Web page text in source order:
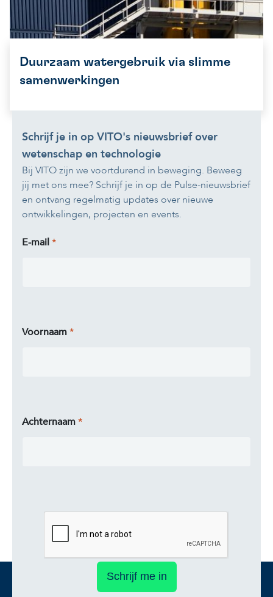
Duurzaam watergebruik via slimme
samenwerkingen
Schrijf je in op VITO's nieuwsbrief over
wetenschap en technologie
Bij VITO zijn we voortdurend in beweging. Beweeg
jij met ons mee? Schrijf je in op de Pulse-nieuwsbrief
en ontvang regelmatig updates over nieuwe
ontwikkelingen, projecten en events.
E-mail
Voornaam
Achternaam
Schrijf me in